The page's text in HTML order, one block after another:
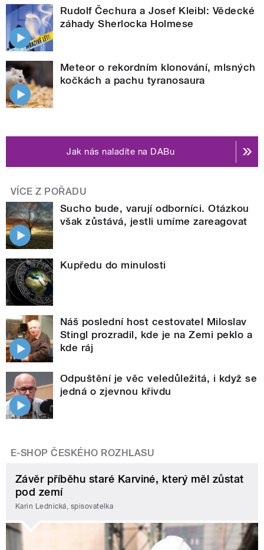
Rudolf Čechura a Josef Kleibl: Vědecké
záhady Sherlocka Holmese
Meteor o rekordním klonování, mlsných
kočkách a pachu tyranosaura
Jak nás naladíte na DABu
VÍCE Z POŘADU
Sucho bude, varují odborníci. Otázkou
však zůstává, jestli umíme zareagovat
Kupředu do minulosti
Náš poslední host cestovatel Miloslav
Stingl prozradil, kde je na Zemi peklo a
kde ráj
Odpuštění je věc veledůležitá, i když se
jedná o zjevnou křivdu
E-SHOP ČESKÉHO ROZHLASU
Závěr příběhu staré Karviné, který měl zůstat
pod zemí
Karin Lednická, spisovatelka